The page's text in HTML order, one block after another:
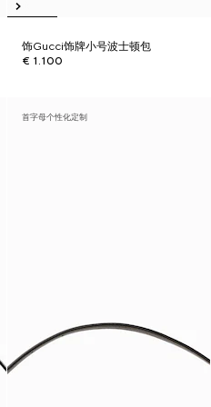
饰Gucci饰牌小号波士顿包
€ 1.100
首字母个性化定制